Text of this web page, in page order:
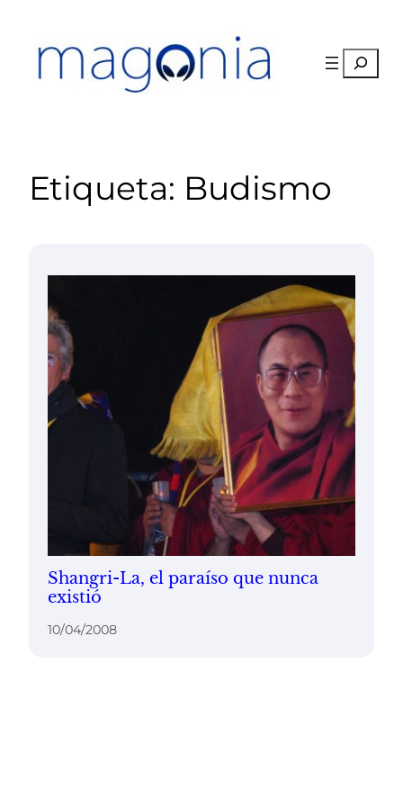
contenido
Buscar
Etiqueta: Budismo
Shangri-La, el paraíso que nunca
existió
10/04/2008